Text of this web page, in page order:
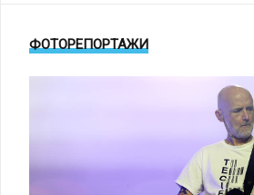
ФОТОРЕПОРТАЖИ